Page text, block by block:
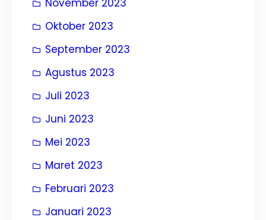
November 2023
Oktober 2023
September 2023
Agustus 2023
Juli 2023
Juni 2023
Mei 2023
Maret 2023
Februari 2023
Januari 2023